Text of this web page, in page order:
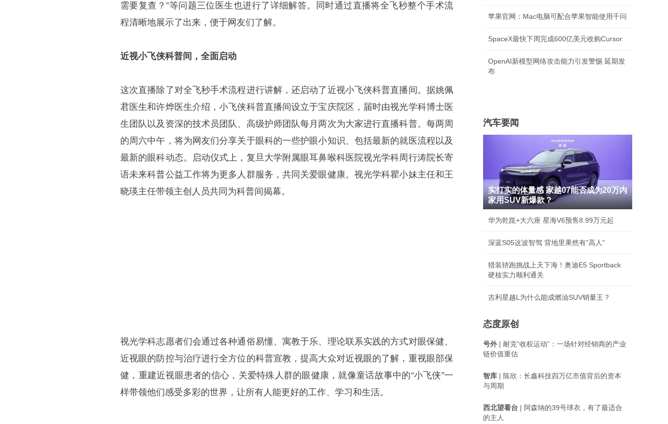
需要复查？”等问题三位医生也进行了详细解答。同时通过直播将全飞秒整个手术流
程清晰地展示了出来，便于网友们了解。
近视小飞侠科普间，全面启动
这次直播除了对全飞秒手术流程进行讲解，还启动了近视小飞侠科普直播间。据姚佩
君医生和许烨医生介绍，小飞侠科普直播间设立于宝庆院区，届时由视光学科博士医
生团队以及资深的技术员团队、高级护师团队每月两次为大家进行直播科普。每两周
的周六中午，将为网友们分享关于眼科的一些护眼小知识、包括最新的就医流程以及
最新的眼科动态。启动仪式上，复旦大学附属眼耳鼻喉科医院视光学科周行涛院长寄
语未来科普公益工作将为更多人群服务，共同关爱眼健康。视光学科瞿小妹主任和王
晓瑛主任带领主创人员共同为科普间揭幕。
视光学科志愿者们会通过各种通俗易懂、寓教于乐、理论联系实践的方式对眼保健、
近视眼的防控与治疗进行全方位的科普宣教，提高大众对近视眼的了解，重视眼部保
健，重建近视眼患者的信心，关爱特殊人群的眼健康，就像童话故事中的“小飞侠”一
样带领他们感受多彩的世界，让所有人能更好的工作、学习和生活。
苹果官网：Mac电脑可配合苹果智能使用千问
SpaceX最快下周完成600亿美元收购Cursor
OpenAI新模型网络攻击能力引发警惕 延期发
布
汽车要闻
实打实的体量感 家越07能否成为20万内
家用SUV新爆款？
华为乾崑+大六座 星海V6预售8.99万元起
深蓝S05这波智驾 背地里果然有“高人”
猎装轿跑挑战上天下海！奥迪E5 Sportback
硬核实力顺利通关
吉利星越L为什么能成燃油SUV销量王？
态度原创
号外| 耐克“收权运动”：一场针对经销商的产业
链价值重估
智库 | 陈欣：长鑫科技四万亿市值背后的资本
与周期
西北望看台 | 阿森纳的39号球衣，有了最适合
的主人